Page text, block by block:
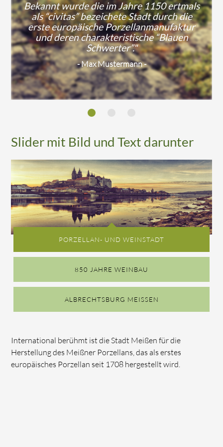
Bekannt wurde die im Jahre 1150 ertmals
als “civitas” bezeichete Stadt durch die
erste europäische Porzellanmanufaktur
und deren charakteristische “Blauen
Schwerter”."
- Max Mustermann -
Meißner Weihnacht, in und um Meißen
runden einen erlebnisreichen und
kulturellen Besuch in der Wein- und
Porzellanstadt ab."
- Max Mustermann -
Bekannt wurde die im Jahre 1150 ertmals
als “civitas” bezeichete Stadt durch die
erste europäische Porzellanmanufaktur
und deren charakteristische “Blauen
Schwerter”."
- Max Mustermann -
Slider mit Bild und Text darunter
International berühmt ist die Stadt Meißen für die
Herstellung des Meißner Porzellans, das als erstes
europäisches Porzellan seit 1708 hergestellt wird.
PORZELLAN- UND WEINSTADT
850 JAHRE WEINBAU
ALBRECHTSBURG MEISSEN